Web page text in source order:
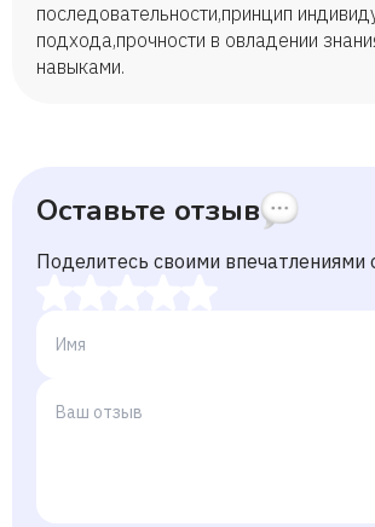
последовательности,принцип
подхода,прочности в овладении
навыками.
Оставьте отзыв
Поделитесь своими впечатлениями